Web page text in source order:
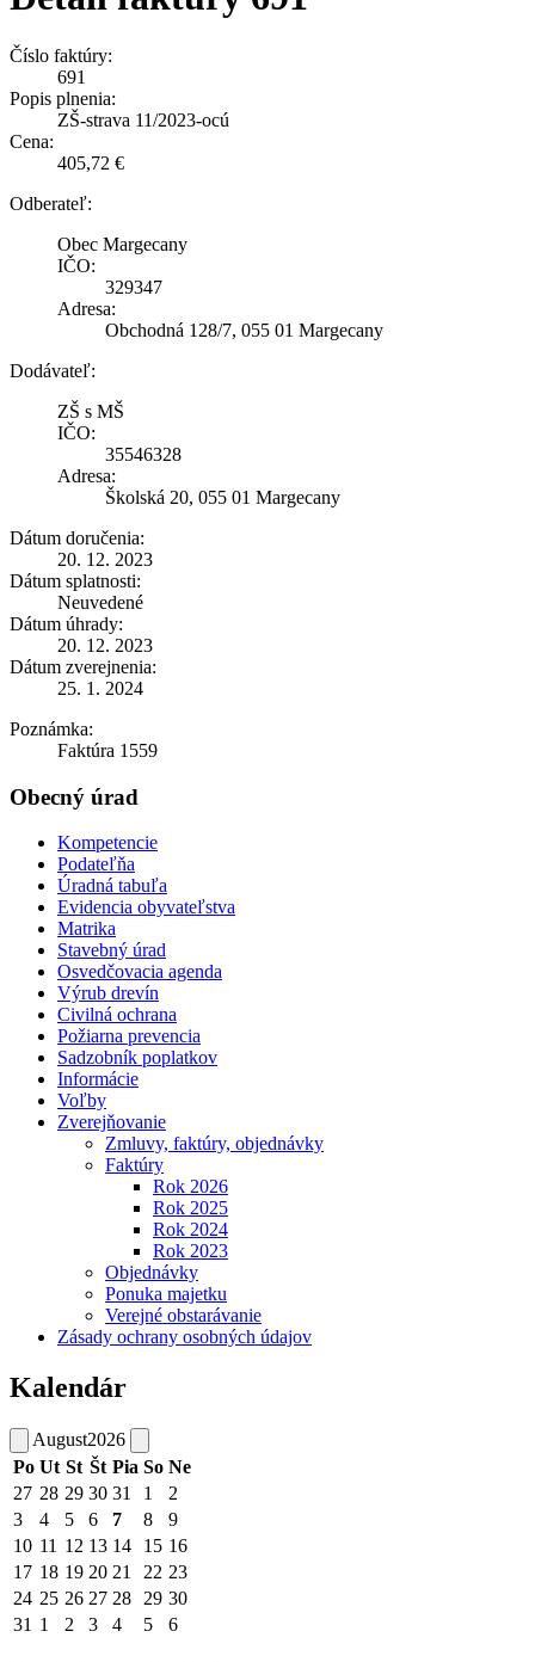
Číslo faktúry:
691
Popis plnenia:
ZŠ-strava 11/2023-ocú
Cena:
405,72 €
Odberateľ:
Obec Margecany
IČO:
329347
Adresa:
Obchodná 128/7, 055 01 Margecany
Dodávateľ:
ZŠ s MŠ
IČO:
35546328
Adresa:
Školská 20, 055 01 Margecany
Dátum doručenia:
20. 12. 2023
Dátum splatnosti:
Neuvedené
Dátum úhrady:
20. 12. 2023
Dátum zverejnenia:
25. 1. 2024
Poznámka:
Faktúra 1559
Obecný úrad
Kompetencie
Podateľňa
Úradná tabuľa
Evidencia obyvateľstva
Matrika
Stavebný úrad
Osvedčovacia agenda
Výrub drevín
Civilná ochrana
Požiarna prevencia
Sadzobník poplatkov
Informácie
Voľby
Zverejňovanie
Zmluvy, faktúry, objednávky
Faktúry
Rok 2026
Rok 2025
Rok 2024
Rok 2023
Objednávky
Ponuka majetku
Verejné obstarávanie
Zásady ochrany osobných údajov
Kalendár
August2026
Po Ut St Št Pia So Ne
27 28 29 30 31 1
2
3
4 5 6 7 8
9
10 11 12 13 14 15 16
17 18 19 20 21 22 23
24 25 26 27 28 29 30
31 1 2 3 4 5 6